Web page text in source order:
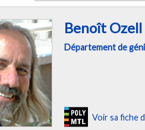
Benoît Ozell
Département de
Voir sa fiche